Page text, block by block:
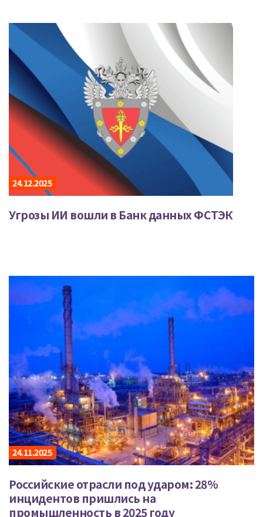
24.12.2025
Угрозы ИИ вошли в Банк данных ФСТЭК
24.11.2025
Российские отрасли под ударом: 28%
инцидентов пришлись на
промышленность в 2025 году